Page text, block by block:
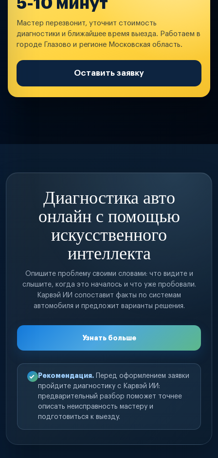
5-10 минут
Мастер перезвонит, уточнит стоимость
диагностики и ближайшее время выезда. Работаем в
городе Глазово и регионе Московская область.
Оставить заявку
Диагностика авто
онлайн с помощью
искусственного
интеллекта
Опишите проблему своими словами: что видите и
слышите, когда это началось и что уже пробовали.
Карвэй ИИ сопоставит факты по системам
автомобиля и предложит варианты решения.
Узнать больше
Рекомендация. Перед оформлением заявки
пройдите диагностику с Карвэй ИИ:
предварительный разбор поможет точнее
описать неисправность мастеру и
подготовиться к выезду.